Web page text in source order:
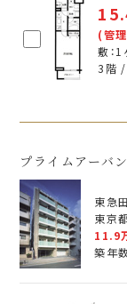
(管
敷：
3階
プライムアーバ
東急
東京
11.9
築年